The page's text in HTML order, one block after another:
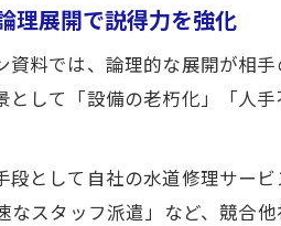
理展開で説得力を強化
資料では、論理的な展開が相
として「設備の老朽化」「人
段として自社の水道修理サー
なスタッフ派遣」など、競合